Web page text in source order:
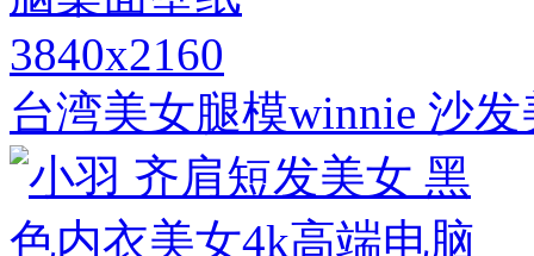
3840x2160
台湾美女腿模winnie 沙